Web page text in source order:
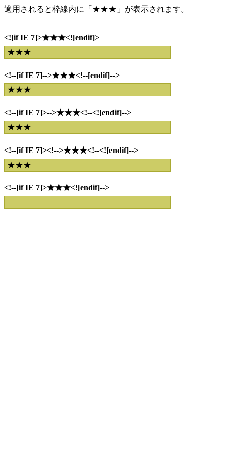
適用されると枠線内に「★★★」が表示されます。
<![if IE 7]>★★★<![endif]>
★★★
<!--[if IE 7]-->★★★<!--[endif]-->
★★★
<!--[if IE 7]>-->★★★<!--<![endif]-->
★★★
<!--[if IE 7]><!-->★★★<!--<![endif]-->
★★★
<!--[if IE 7]>★★★<![endif]-->